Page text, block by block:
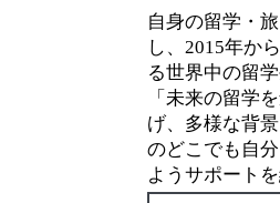
自身の留学・
し、2015年か
る世界中の留
「未来の留学
げ、多様な背
のどこでも自
ようサポート